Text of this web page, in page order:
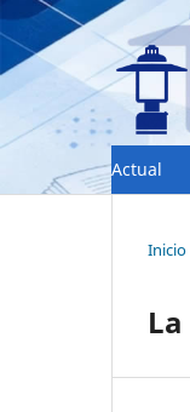
Actual
Inicio